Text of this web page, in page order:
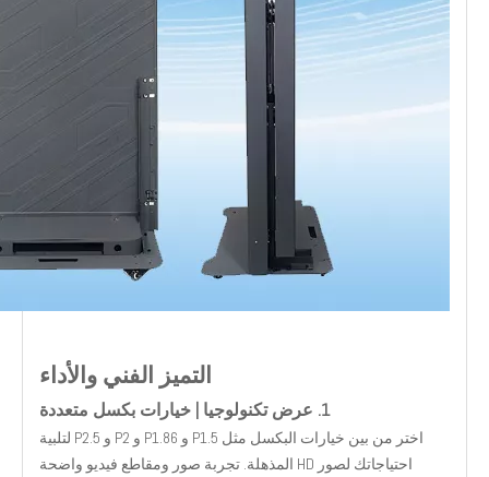
التميز الفني والأداء
1. عرض تكنولوجيا | خيارات بكسل متعددة
اختر من بين خيارات البكسل مثل P1.5 و P1.86 و P2 و P2.5 لتلبية
احتياجاتك لصور HD المذهلة. تجربة صور ومقاطع فيديو واضحة